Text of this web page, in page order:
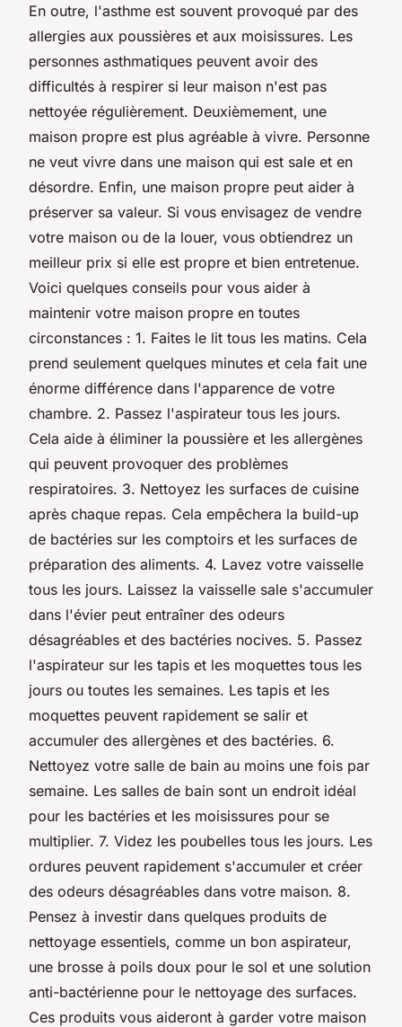
En outre, l'asthme est souvent provoqué par des
allergies aux poussières et aux moisissures. Les
personnes asthmatiques peuvent avoir des
difficultés à respirer si leur maison n'est pas
nettoyée régulièrement. Deuxièmement, une
maison propre est plus agréable à vivre. Personne
ne veut vivre dans une maison qui est sale et en
désordre. Enfin, une maison propre peut aider à
préserver sa valeur. Si vous envisagez de vendre
votre maison ou de la louer, vous obtiendrez un
meilleur prix si elle est propre et bien entretenue.
Voici quelques conseils pour vous aider à
maintenir votre maison propre en toutes
circonstances : 1. Faites le lit tous les matins. Cela
prend seulement quelques minutes et cela fait une
énorme différence dans l'apparence de votre
chambre. 2. Passez l'aspirateur tous les jours.
Cela aide à éliminer la poussière et les allergènes
qui peuvent provoquer des problèmes
respiratoires. 3. Nettoyez les surfaces de cuisine
après chaque repas. Cela empêchera la build-up
de bactéries sur les comptoirs et les surfaces de
préparation des aliments. 4. Lavez votre vaisselle
tous les jours. Laissez la vaisselle sale s'accumuler
dans l'évier peut entraîner des odeurs
désagréables et des bactéries nocives. 5. Passez
l'aspirateur sur les tapis et les moquettes tous les
jours ou toutes les semaines. Les tapis et les
moquettes peuvent rapidement se salir et
accumuler des allergènes et des bactéries. 6.
Nettoyez votre salle de bain au moins une fois par
semaine. Les salles de bain sont un endroit idéal
pour les bactéries et les moisissures pour se
multiplier. 7. Videz les poubelles tous les jours. Les
ordures peuvent rapidement s'accumuler et créer
des odeurs désagréables dans votre maison. 8.
Pensez à investir dans quelques produits de
nettoyage essentiels, comme un bon aspirateur,
une brosse à poils doux pour le sol et une solution
anti-bactérienne pour le nettoyage des surfaces.
Ces produits vous aideront à garder votre maison